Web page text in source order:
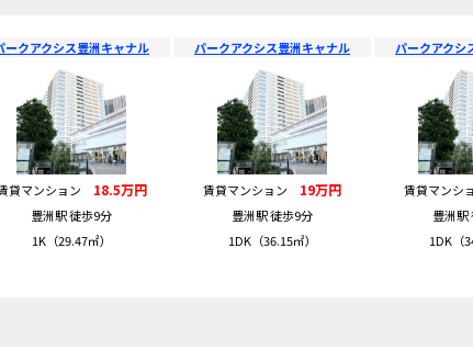
ークアクシス豊洲キャナル
貸マンション 18.5万円
豊洲駅 徒歩9分
1K（29.47㎡）
パークアクシス豊洲キャナル
賃貸マンション 19万円
豊洲駅 徒歩9分
1DK（36.15㎡）
パークアクシ
賃貸マンシ
豊洲駅
1DK（